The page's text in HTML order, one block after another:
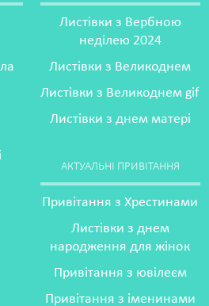
Листівки з Вербною
неділею 2024
Листівки з Великоднем
Листівки з Великоднем gif
Листівки з днем матері
АКТУАЛЬНІ ПРИВІТАННЯ
Привітання з Хрестинами
Листівки з днем
народження для жінок
Привітання з ювілеєм
Привітання з іменинами